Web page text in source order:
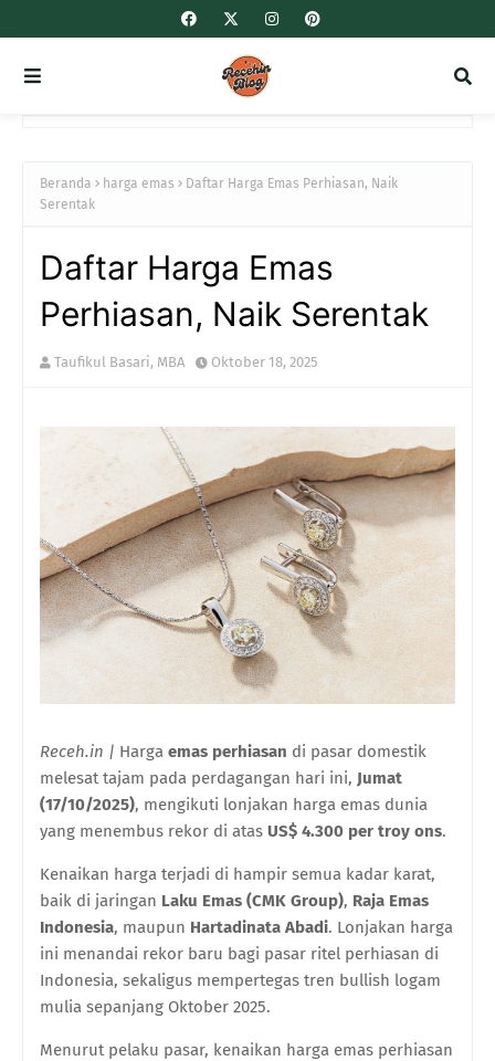
Beranda harga emas
Daftar Harga Emas Perhiasan, Naik
Serentak
Daftar Harga Emas
Perhiasan, Naik Serentak
Taufikul Basari, MBA Oktober 18, 2025
Receh.in | Harga emas perhiasan di pasar domestik
melesat tajam pada perdagangan hari ini, Jumat
(17/10/2025), mengikuti lonjakan harga emas dunia
yang menembus rekor di atas US$ 4.300 per troy ons.
Kenaikan harga terjadi di hampir semua kadar karat,
baik di jaringan Laku Emas (CMK Group), Raja Emas
Indonesia, maupun Hartadinata Abadi. Lonjakan harga
ini menandai rekor baru bagi pasar ritel perhiasan di
Indonesia, sekaligus mempertegas tren bullish logam
mulia sepanjang Oktober 2025.
Menurut pelaku pasar, kenaikan harga emas perhiasan